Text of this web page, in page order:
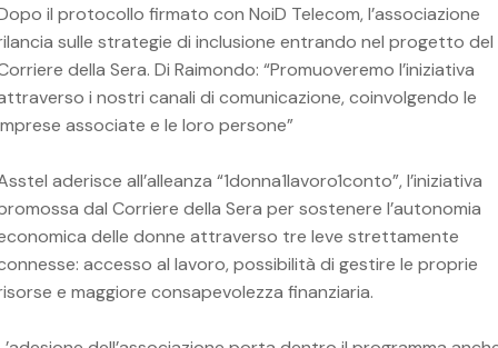
il protocollo firmato con NoiD Telecom, l’associazione
sulle strategie di inclusione entrando nel progetto del
della Sera. Di Raimondo: “Promuoveremo l’iniziativa
i nostri canali di comunicazione, coinvolgendo le
associate e le loro persone”
aderisce all’alleanza “1donna1lavoro1conto”, l’iniziativa
dal Corriere della Sera per sostenere l’autonomia
delle donne attraverso tre leve strettamente
accesso al lavoro, possibilità di gestire le proprie
e maggiore consapevolezza finanziaria.